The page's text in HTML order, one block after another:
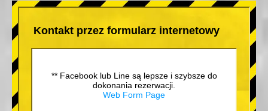
Kontakt przez formularz internetowy
** Facebook lub Line są lepsze i szybsze do
dokonania rezerwacji.
Web Form Page